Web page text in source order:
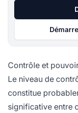
Contrôle et
Le niveau de
constitue
significative entre